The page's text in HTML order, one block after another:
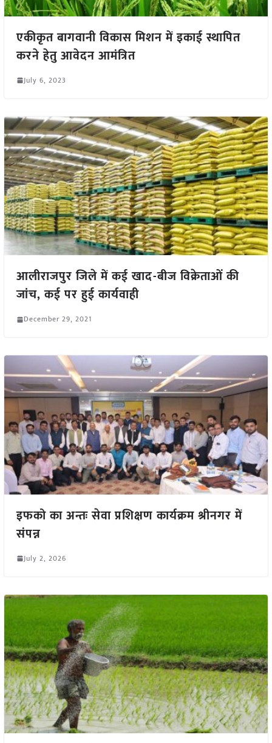
एकीकृत बागवानी विकास मिशन में इकाई स्थापित
करने हेतु आवेदन आमंत्रित
July 6, 2023
आलीराजपुर जिले में कई खाद-बीज विक्रेताओं की
जांच, कई पर हुई कार्यवाही
December 29, 2021
इफको का अन्तः सेवा प्रशिक्षण कार्यक्रम श्रीनगर में
संपन्न
July 2, 2026